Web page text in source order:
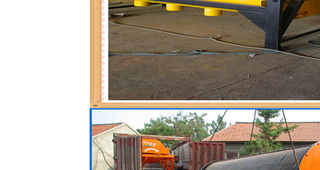
稀土永磁辊式强磁选机 RCT系